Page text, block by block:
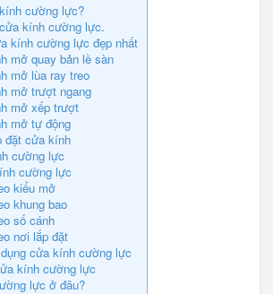
cường lực?
kính cường lực.
kính cường lực đẹp nhất
mở quay bản lề sàn
mở lùa ray treo
mở trượt ngang
mở xếp trượt
mở tự động
đặt cửa kính
cường lực
cường lực
kiểu mở
khung bao
số cánh
nơi lắp đặt
cửa kính cường lực
kính cường lực
lực ở đâu?